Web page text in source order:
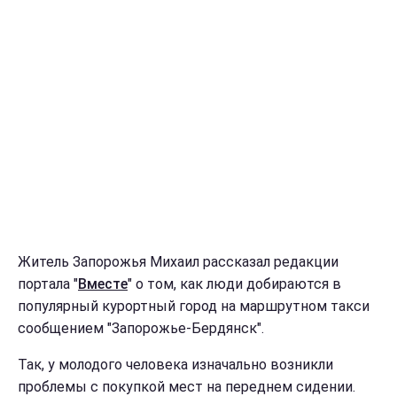
Житель Запорожья Михаил рассказал редакции
портала "Вместе" о том, как люди добираются в
популярный курортный город на маршрутном такси
сообщением "Запорожье-Бердянск".
Так, у молодого человека изначально возникли
проблемы с покупкой мест на переднем сидении.